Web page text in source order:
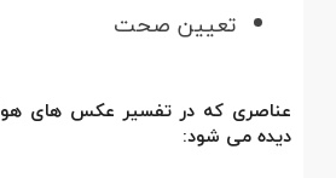
تعیین صحت
عناصری که در تفسیر عکس های
دیده می شود: